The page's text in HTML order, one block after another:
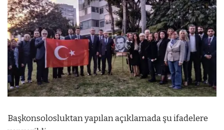
Başkonsolosluktan yapılan açıklamada şu ifadelere